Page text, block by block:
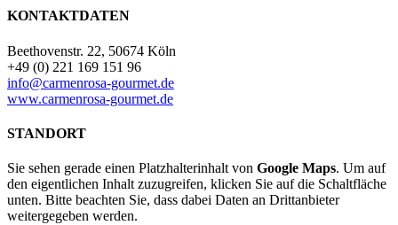
glasiert
oliva
Latas
–
Weißer
Thunfisch
Olivenöl
3x
52g
Menge
KONTAKTDATEN
Beethovenstr. 22, 50674 Köln
+49 (0) 221 169 151 96
info@carmenrosa-gourmet.de
www.carmenrosa-gourmet.de
STANDORT
Sie sehen gerade einen Platzhalterinhalt von Google Maps. Um auf
den eigentlichen Inhalt zuzugreifen, klicken Sie auf die Schaltfläche
unten. Bitte beachten Sie, dass dabei Daten an Drittanbieter
weitergegeben werden.